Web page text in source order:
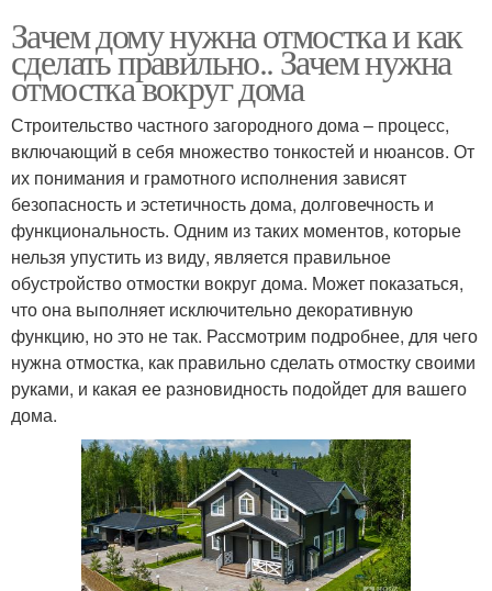
Зачем дому нужна отмостка и как
сделать правильно.. Зачем нужна
отмостка вокруг дома
Строительство частного загородного дома – процесс,
включающий в себя множество тонкостей и нюансов. От
их понимания и грамотного исполнения зависят
безопасность и эстетичность дома, долговечность и
функциональность. Одним из таких моментов, которые
нельзя упустить из виду, является правильное
обустройство отмостки вокруг дома. Может показаться,
что она выполняет исключительно декоративную
функцию, но это не так. Рассмотрим подробнее, для чего
нужна отмостка, как правильно сделать отмостку своими
руками, и какая ее разновидность подойдет для вашего
дома.